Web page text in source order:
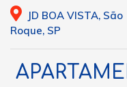
JD BOA VISTA, São
Roque, SP